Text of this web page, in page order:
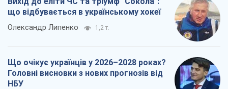
що відбувається в українському хокеї
Олександр Липенко 1,2 т.
Що очікує українців у 2026–2028 роках?
Головні висновки з нових прогнозів від
НБУ